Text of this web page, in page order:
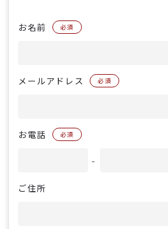
お名前 必須
メールアドレス 必須
お電話 必須
-
ご住所